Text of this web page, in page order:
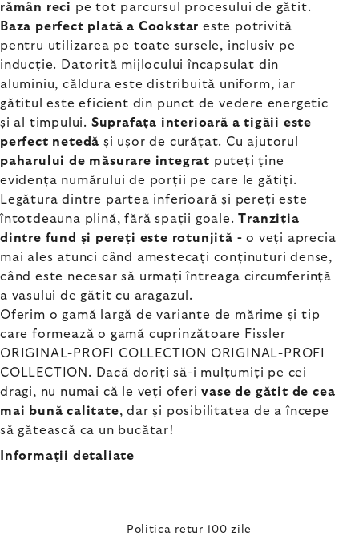
rămân reci pe tot parcursul procesului de gătit.
Baza perfect plată a Cookstar este potrivită
pentru utilizarea pe toate sursele, inclusiv pe
inducție. Datorită mijlocului încapsulat din
aluminiu, căldura este distribuită uniform, iar
gătitul este eficient din punct de vedere energetic
și al timpului. Suprafața interioară a tigăii este
perfect netedă și ușor de curățat. Cu ajutorul
paharului de măsurare integrat puteți ține
evidența numărului de porții pe care le gătiți.
Legătura dintre partea inferioară și pereți este
întotdeauna plină, fără spații goale.Tranziția
dintre fund și pereți este rotunjită -o veți aprecia
mai ales atunci când amestecați conținuturi dense,
când este necesar să urmați întreaga circumferință
a vasului de gătit cu aragazul.
Oferim o gamă largă de variante de mărime și tip
care formează o gamă cuprinzătoare Fissler
ORIGINAL-PROFI COLLECTION ORIGINAL-PROFI
COLLECTION. Dacă doriți să-i mulțumiți pe cei
dragi, nu numai că le veți oferivase de gătit de cea
mai bună calitate, dar și posibilitatea de a începe
să gătească ca un bucătar!
Informaţii detaliate
Politica retur 100 zile